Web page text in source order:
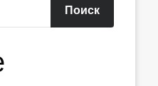
Поиск